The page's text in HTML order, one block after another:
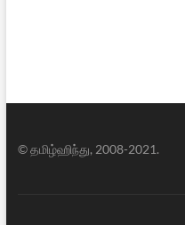
© தமிழ்ஹிந்து, 2008-2021.